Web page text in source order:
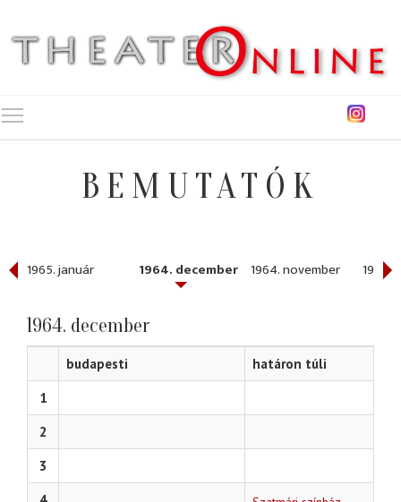
BEMUTATÓK
1965. január 1964. december 1964. november 1964.
1964. december
budapesti
határon túli
1
2
3